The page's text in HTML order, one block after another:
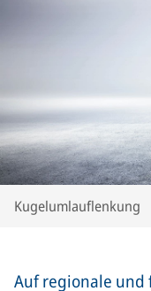
Kugelumlauflenkung
Auf regionale und